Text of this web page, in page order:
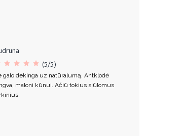
(5/5)
galo dekinga uz natūralumą. Antklodė
maloni kūnui. Ačiū tokius siūlomus